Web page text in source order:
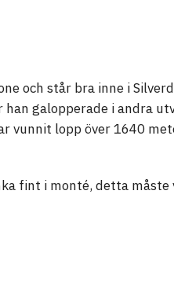
och står bra inne i
han galopperade i andra
vunnit lopp över 1640
fint i monté, detta